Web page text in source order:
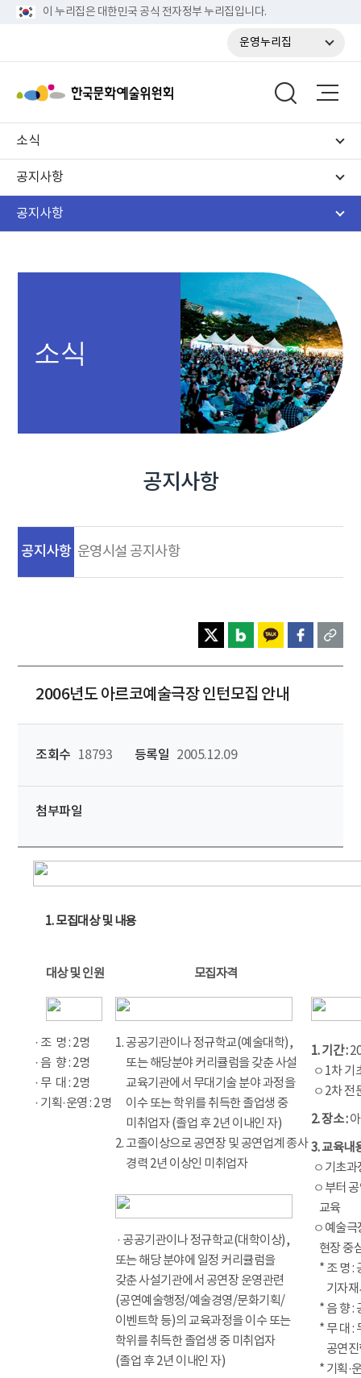
이 누리집은 대한민국 공식 전자정부 누리집입니다.
운영누리집
소식
공지사항
공지사항
소식
공지사항
공지사항 운영시설 공지사항
2006년도 아르코예술극장 인턴모집 안내
조회수 18793 등록일 2005.12.09
첨부파일
1. 모집대상 및 내용
대상 및 인원 모집자격
· 조 명 : 2명
· 음 향 : 2명
· 무 대 : 2명
· 기획·운영 : 2명
1. 공공기관이나 정규학교(예술대학),
또는 해당분야 커리큘럼을 갖춘 사설
교육기관에서 무대기술 분야 과정을
이수 또는 학위를 취득한 졸업생 중
미취업자 (졸업 후 2년 이내인 자)
2. 고졸이상으로 공연장 및 공연업계 종사
경력 2년 이상인 미취업자
· 공공기관이나 정규학교(대학이상),
또는 해당 분야에 일정 커리큘럼을
갖춘 사설기관에서 공연장 운영관련
(공연예술행정/예술경영/문화기획/
이벤트학 등)의 교육과정을 이수 또는
학위를 취득한 졸업생 중 미취업자
(졸업 후 2년 이내인 자)
1. 기간 :
ㅇ1차 기
ㅇ2차 전
2. 장소 :아
3. 교육내
ㅇ기초과
ㅇ부터
교육
ㅇ예술극
현장 중
* 조 명 :
기자
* 음 향 :
* 무 대 :
공연
* 기획·